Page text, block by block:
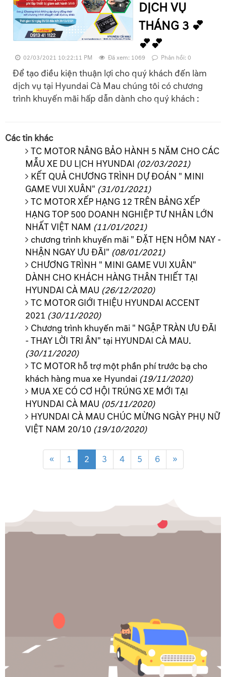
DỊCH VỤ
THÁNG 3 💕
💕💕
02/03/2021 10:22:11 PM Đã xem: 1069 Phản hồi: 0
Để tạo điều kiện thuận lợi cho quý khách đến làm
dịch vụ tại Hyundai Cà Mau chúng tôi có chương
trình khuyến mãi hấp dẫn dành cho quý khách :
Các tin khác
TC MOTOR NÂNG BẢO HÀNH 5 NĂM CHO CÁC
MẪU XE DU LỊCH HYUNDAI (02/03/2021)
KẾT QUẢ CHƯƠNG TRÌNH DỰ ĐOÁN " MINI
GAME VUI XUÂN" (31/01/2021)
TC MOTOR XẾP HẠNG 12 TRÊN BẢNG XẾP
HẠNG TOP 500 DOANH NGHIỆP TƯ NHÂN LỚN
NHẤT VIỆT NAM (11/01/2021)
chương trình khuyến mãi " ĐẶT HẸN HÔM NAY -
NHẬN NGAY ƯU ĐÃI" (08/01/2021)
CHƯƠNG TRÌNH " MINI GAME VUI XUÂN"
DÀNH CHO KHÁCH HÀNG THÂN THIẾT TẠI
HYUNDAI CÀ MAU (26/12/2020)
TC MOTOR GIỚI THIỆU HYUNDAI ACCENT
2021 (30/11/2020)
Chương trình khuyến mãi " NGẬP TRÀN ƯU ĐÃI
- THAY LỜI TRI ÂN" tại HYUNDAI CÀ MAU.
(30/11/2020)
TC MOTOR hỗ trợ một phần phí trước bạ cho
khách hàng mua xe Hyundai (19/11/2020)
MUA XE CÓ CƠ HỘI TRÚNG XE MỚI TẠI
HYUNDAI CÀ MAU (05/11/2020)
HYUNDAI CÀ MAU CHÚC MỪNG NGÀY PHỤ NỮ
VIỆT NAM 20/10 (19/10/2020)
« 1 2 3 4 5 6 »